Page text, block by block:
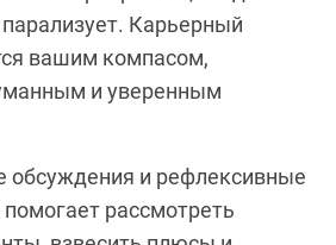
Карьерный
вашим компасом,
и уверенным
обсуждения и рефлексивные
рассмотреть